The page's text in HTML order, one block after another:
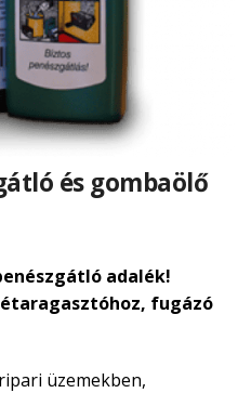
és gombaölő
adalék!
fugázó
üzemekben,